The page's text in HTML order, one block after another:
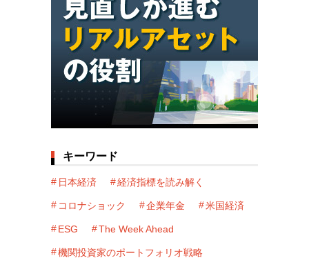
キーワード
日本経済 経済指標を読み解く
コロナショック 企業年金 米国経済
ESG The Week Ahead
機関投資家のポートフォリオ戦略